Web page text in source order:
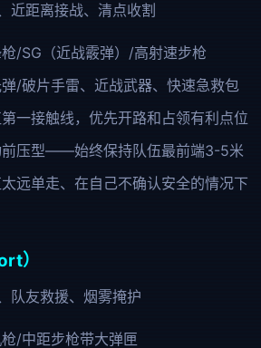
近距离接战、清点收割
/SG（近战霰弹）/高射速步枪
/破片手雷、近战武器、快速急救包
一接触线，优先开路和占领有利点位
前压型——始终保持队伍最前端3-5米
远单走、在自己不确认安全的情况下
）
队友救援、烟雾掩护
/中距步枪带大弹匣